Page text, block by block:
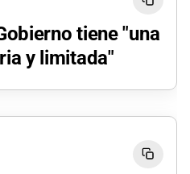
tiene "una
y limitada"